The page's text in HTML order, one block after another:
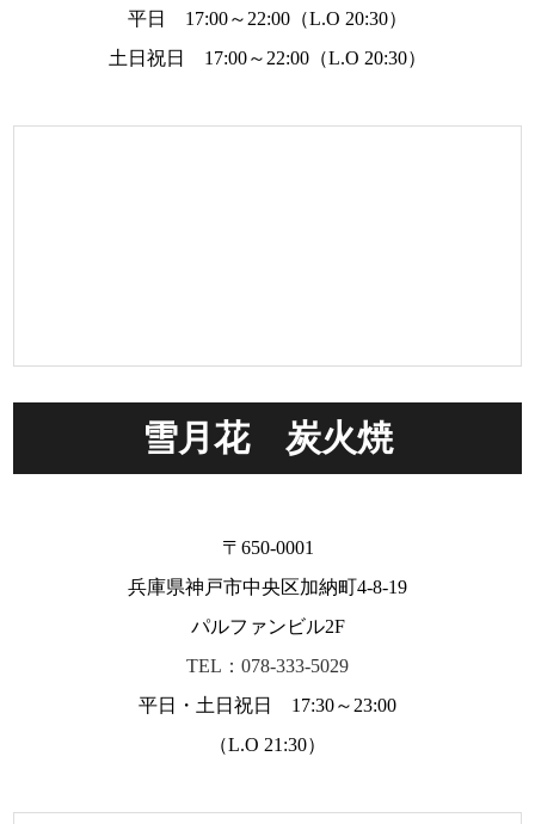
平日 17:00～22:00（L.O 20:30）
土日祝日 17:00～22:00（L.O 20:30）
雪月花 炭火焼
〒650-0001
兵庫県神戸市中央区加納町4-8-19
パルファンビル2F
TEL：078-333-5029
平日・土日祝日 17:30～23:00
（L.O 21:30）